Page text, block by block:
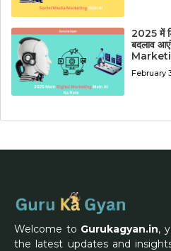
2025 में
बदलाव
February
Welcome to Gurukagyan.in,
the latest updates and